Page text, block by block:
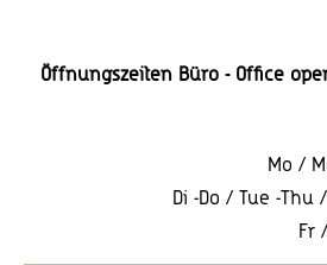
Öffnungszeiten Büro - Office
Mo /
Di -Do / Tue -Thu
Fr